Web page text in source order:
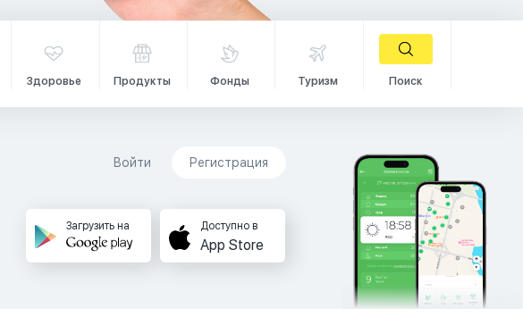
Здоровье Продукты Фонды Туризм Поиск
Войти Регистрация
Загрузить на Доступно в
App Store